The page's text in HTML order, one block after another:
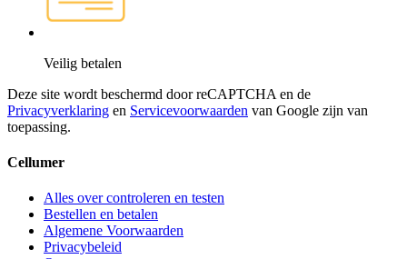
Veilig betalen
Deze site wordt beschermd door reCAPTCHA en de
Privacyverklaring en Servicevoorwaarden van Google zijn van
toepassing.
Cellumer
Alles over controleren en testen
Bestellen en betalen
Algemene Voorwaarden
Privacybeleid